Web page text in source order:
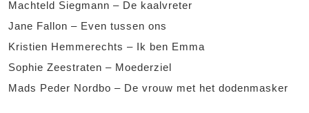
Machteld Siegmann – De kaalvreter
Jane Fallon – Even tussen ons
Kristien Hemmerechts – Ik ben Emma
Sophie Zeestraten – Moederziel
Mads Peder Nordbo – De vrouw met het dodenmasker